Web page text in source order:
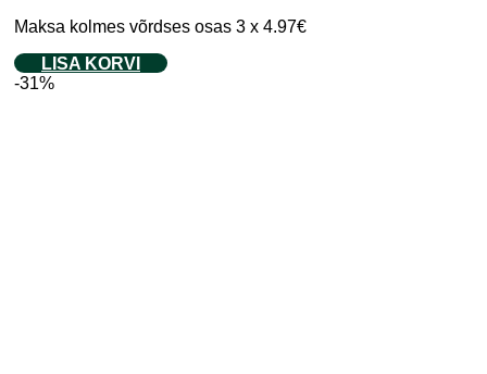
Maksa kolmes võrdses osas 3 x 4.97€
LISA KORVI
-31%